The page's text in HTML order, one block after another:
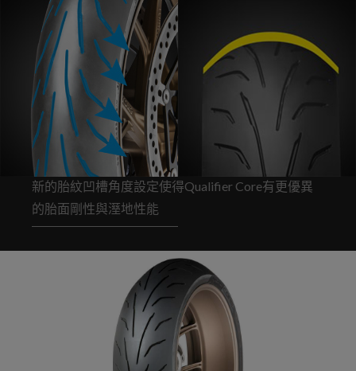
新的胎紋凹槽角度設定使得Qualifier Core有更優異
的胎面剛性與溼地性能